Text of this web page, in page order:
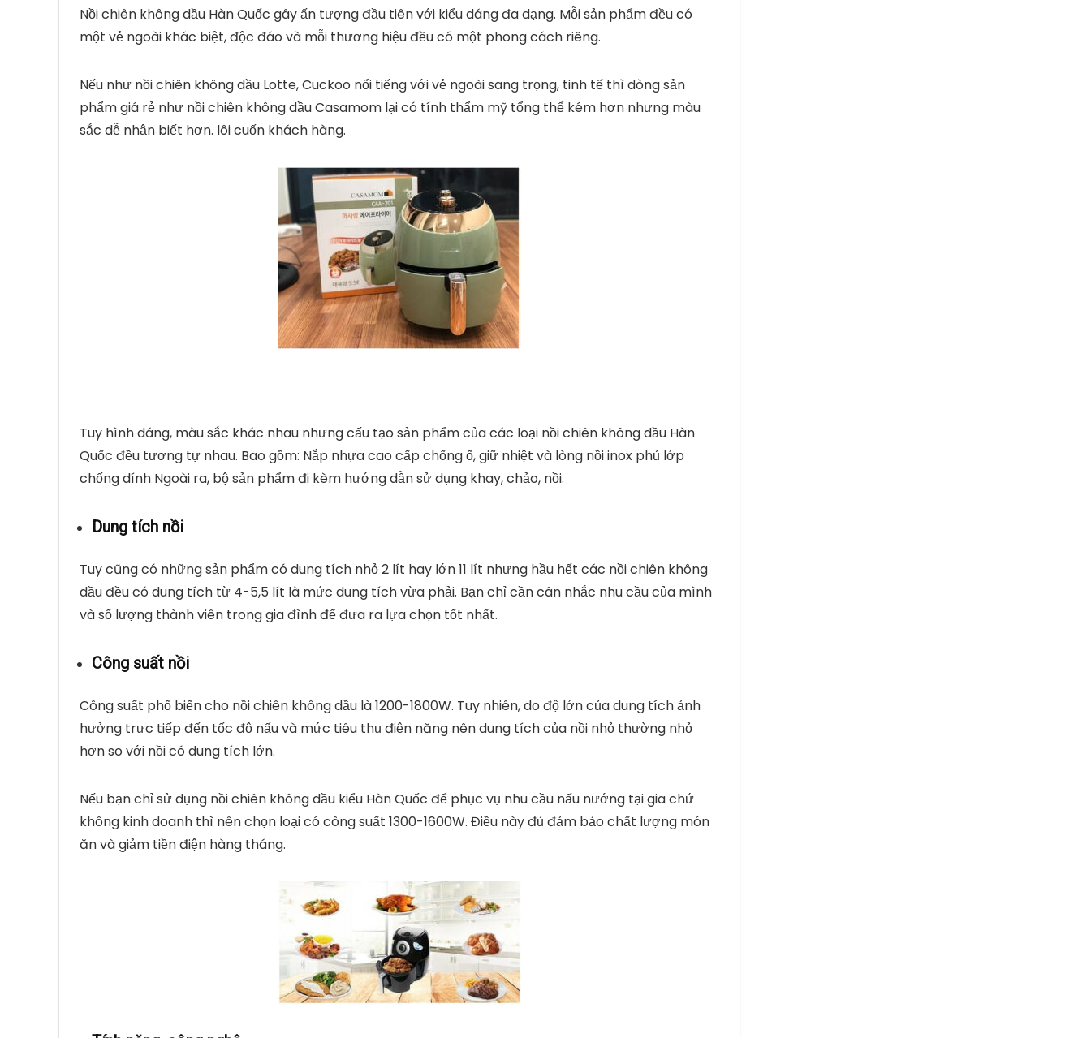
Nồi chiên không dầu Hàn Quốc gây ấn tượng đầu tiên với kiểu dáng đa dạng. Mỗi sản phẩm đều có
một vẻ ngoài khác biệt, độc đáo và mỗi thương hiệu đều có một phong cách riêng.
Nếu như nồi chiên không dầu Lotte, Cuckoo nổi tiếng với vẻ ngoài sang trọng, tinh tế thì dòng sản
phẩm giá rẻ như nồi chiên không dầu Casamom lại có tính thẩm mỹ tổng thể kém hơn nhưng màu
sắc dễ nhận biết hơn. lôi cuốn khách hàng.
Tuy hình dáng, màu sắc khác nhau nhưng cấu tạo sản phẩm của các loại nồi chiên không dầu Hàn
Quốc đều tương tự nhau. Bao gồm: Nắp nhựa cao cấp chống ố, giữ nhiệt và lòng nồi inox phủ lớp
chống dính Ngoài ra, bộ sản phẩm đi kèm hướng dẫn sử dụng khay, chảo, nồi.
Dung tích nồi
Tuy cũng có những sản phẩm có dung tích nhỏ 2 lít hay lớn 11 lít nhưng hầu hết các nồi chiên không
dầu đều có dung tích từ 4-5,5 lít là mức dung tích vừa phải. Bạn chỉ cần cân nhắc nhu cầu của mình
và số lượng thành viên trong gia đình để đưa ra lựa chọn tốt nhất.
Công suất nồi
Công suất phổ biến cho nồi chiên không dầu là 1200-1800W. Tuy nhiên, do độ lớn của dung tích ảnh
hưởng trực tiếp đến tốc độ nấu và mức tiêu thụ điện năng nên dung tích của nồi nhỏ thường nhỏ
hơn so với nồi có dung tích lớn.
Nếu bạn chỉ sử dụng nồi chiên không dầu kiểu Hàn Quốc để phục vụ nhu cầu nấu nướng tại gia chứ
không kinh doanh thì nên chọn loại có công suất 1300-1600W. Điều này đủ đảm bảo chất lượng món
ăn và giảm tiền điện hàng tháng.